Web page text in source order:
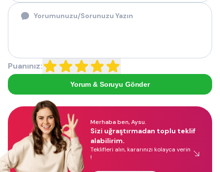
Puanınız:
Yorum & Soruyu Gönder
Merhaba ben, Aysu.
Sizi uğraştırmadan toplu teklif
alabilirim.
Teklifleri alın, kararınızı kolayca verin
!